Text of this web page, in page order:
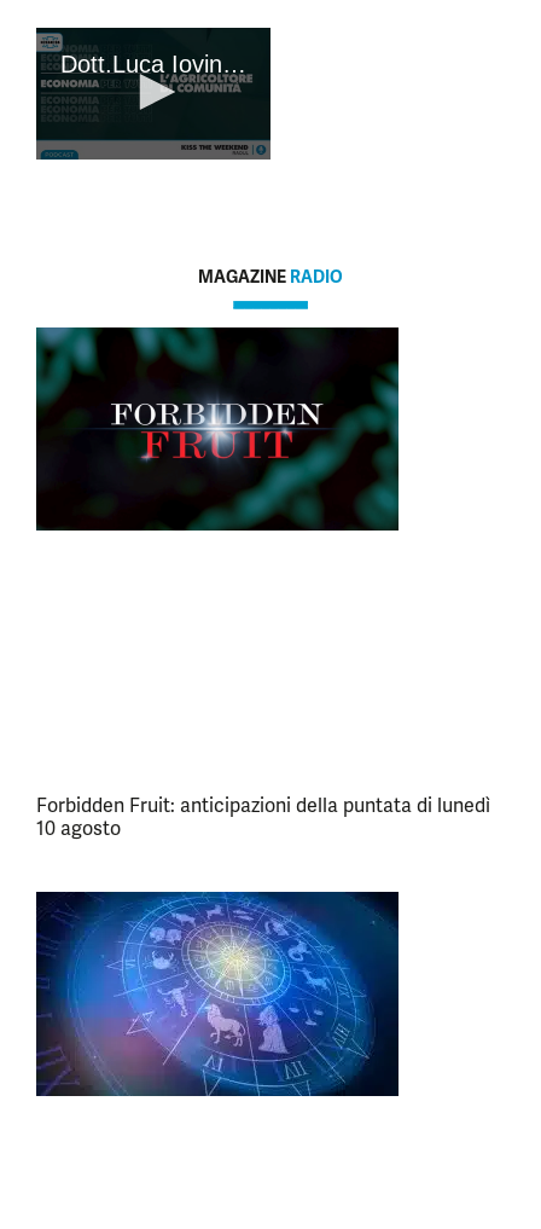
MAGAZINE RADIO
Forbidden Fruit: anticipazioni della puntata di lunedì
10 agosto